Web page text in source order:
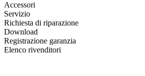
Accessori
Servizio
Richiesta di riparazione
Download
Registrazione garanzia
Elenco rivenditori